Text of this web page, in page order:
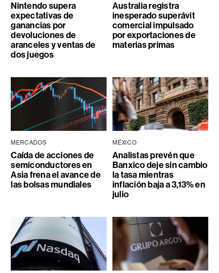
Nintendo supera
expectativas de
ganancias por
devoluciones de
aranceles y ventas de
dos juegos
Australia registra
inesperado superávit
comercial impulsado
por exportaciones de
materias primas
MERCADOS
Caída de acciones de
semiconductores en
Asia frena el avance de
las bolsas mundiales
MÉXICO
Analistas prevén que
Banxico deje sin cambio
la tasa mientras
inflación baja a 3,13% en
julio